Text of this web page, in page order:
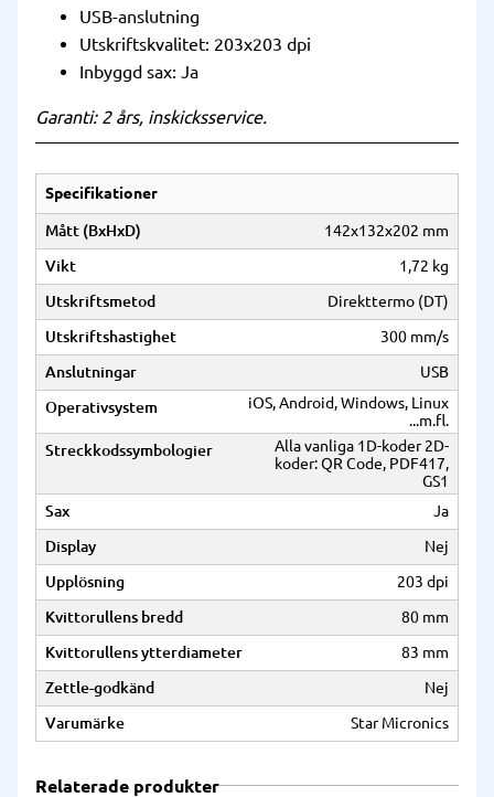
USB-anslutning
Utskriftskvalitet: 203x203 dpi
Inbyggd sax: Ja
Garanti: 2 års, inskicksservice.
Specifikationer
Mått (BxHxD)
142x132x202 mm
Vikt
1,72 kg
Utskriftsmetod
Direkttermo (DT)
Utskriftshastighet
300 mm/s
Anslutningar
USB
Operativsystem
iOS, Android, Windows, Linux
...m.fl.
Streckkodssymbologier
Alla vanliga 1D-koder 2D-
koder: QR Code, PDF417,
GS1
Sax
Ja
Display
Nej
Upplösning
203 dpi
Kvittorullens bredd
80 mm
Kvittorullens ytterdiameter
83 mm
Zettle-godkänd
Nej
Varumärke
Star Micronics
Relaterade produkter